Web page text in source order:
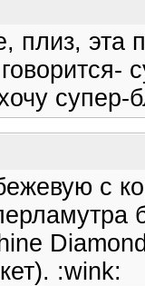
плиз, эта
супер-
с
:wink: